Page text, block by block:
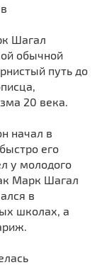
Шагал
обычной
путь до
20 века.
начал в
его
у молодого
Марк Шагал
в
школах, а